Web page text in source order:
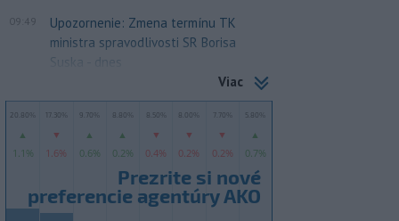
09:49
Upozornenie: Zmena termínu TK
ministra spravodlivosti SR Borisa
Suska - dnes
Viac